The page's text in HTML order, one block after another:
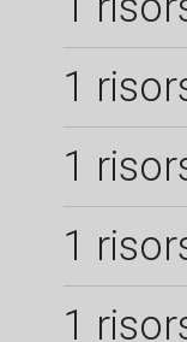
1
1
1
1